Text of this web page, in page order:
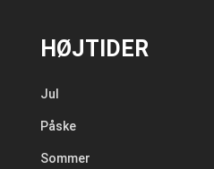
HØJTIDER
Jul
Påske
Sommer